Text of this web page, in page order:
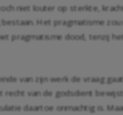
niet louter op sterkte,
Het pragmatisme
pragmatisme dood, tenzij
van zijn werk de vraag
van de godsdient
daartoe onmachtig is.